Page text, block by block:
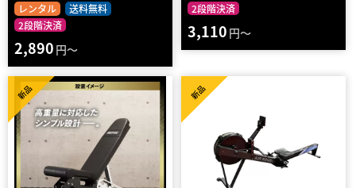
レンタル
送料無料
2段階決済
2,890 円～
2段階決済
3,110 円～
新品 新品